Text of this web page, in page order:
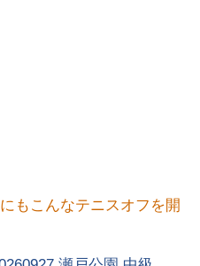
もこんなテニスオフを開